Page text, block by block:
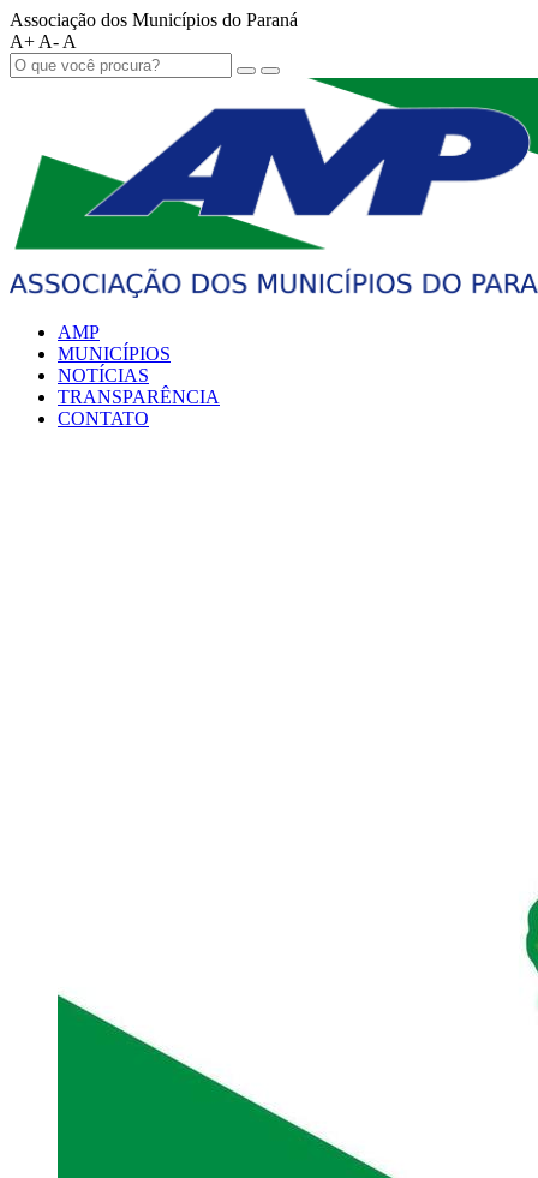
Associação dos Municípios do Paraná
A+ A- A
AMP
MUNICÍPIOS
NOTÍCIAS
TRANSPARÊNCIA
CONTATO